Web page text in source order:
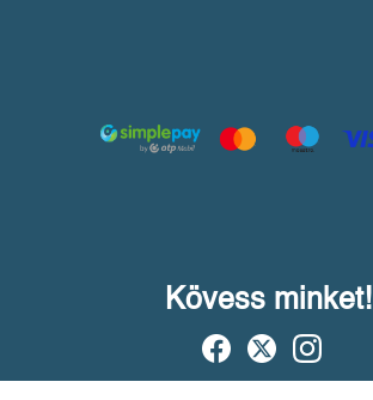
Kövess minket!